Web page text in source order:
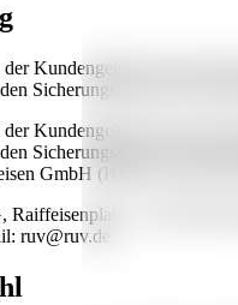
Kundengelder für den
Sicherungsschein für
Kundengelder für den
Sicherungsschein für
GmbH (History-Tours)
1, 65189
ruv@ruv.de.